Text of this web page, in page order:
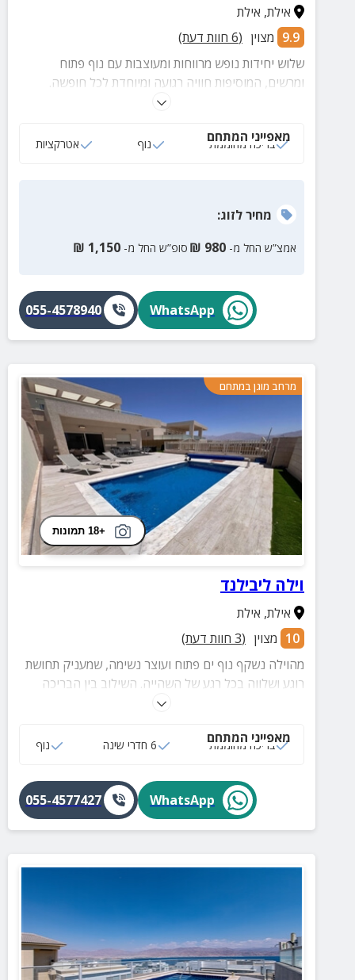
אילת, אילת
9.9 מצוין (
6 חוות דעת)
שלוש יחידות נופש מרווחות ומעוצבות עם נוף פתוח
ומרשים, המוסיפות חוויה רגועה ומיוחדת לכל חופשה.
מתאים במיוחד לחופשה משפחתית, עם חדרים מרווחים,
נעימות להנאה מהנוף. השילוב בין נוחות, עיצוב ונוף יפה
מאפייני המתחם
בריכה מחוממת נוף אטרקציות
מחירלזוג:
אמצ”ש החל מ- 980
₪ סופ”ש החל מ- 1,150
₪
WhatsApp
055-4578940
מרחב מוגן במתחם
+18 תמונות
וילה ליבילנד
אילת, אילת
10 מצוין (
3 חוות דעת)
מהוילה נשקף נוף ים פתוח ועוצר נשימה, שמעניק תחושת
רוגע ושלווה בכל רגע של השהייה. השילוב בין הבריכה
המחוממת, המתחם החיצוני והנוף הפתוח יוצר חוויה
הכי יפה שיש.
מאפייני המתחם
בריכה מחוממת 6 חדרי שינה נוף
WhatsApp
055-4577427